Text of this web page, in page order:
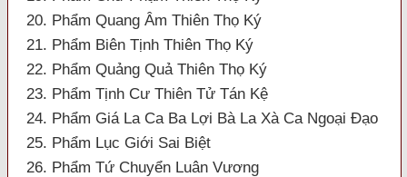
20. Phẩm Quang Âm Thiên Thọ Ký
21. Phẩm Biên Tịnh Thiên Thọ Ký
22. Phẩm Quảng Quả Thiên Thọ Ký
23. Phẩm Tịnh Cư Thiên Tử Tán Kệ
24. Phẩm Giá La Ca Ba Lợi Bà La Xà Ca Ngoại Đạo
25. Phẩm Lục Giới Sai Biệt
26. Phẩm Tứ Chuyển Luân Vương